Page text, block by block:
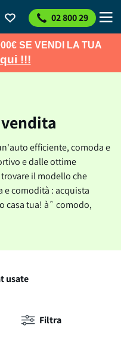
02 800 29
SE VENDI LA TUA
qui !!!
efficiente, comoda e
e dalle ottime
il modello che
e comodità : acquista
casa tua! àˆ comodo,
usate
Filtra